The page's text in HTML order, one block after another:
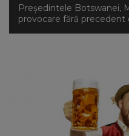
Preşedintele Botswanei,
provocare fără precedent